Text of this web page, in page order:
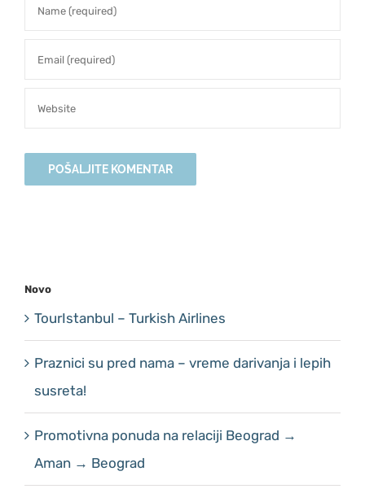
Novo
TourIstanbul – Turkish Airlines
Praznici su pred nama – vreme darivanja i lepih
susreta!
Promotivna ponuda na relaciji Beograd →
Aman → Beograd